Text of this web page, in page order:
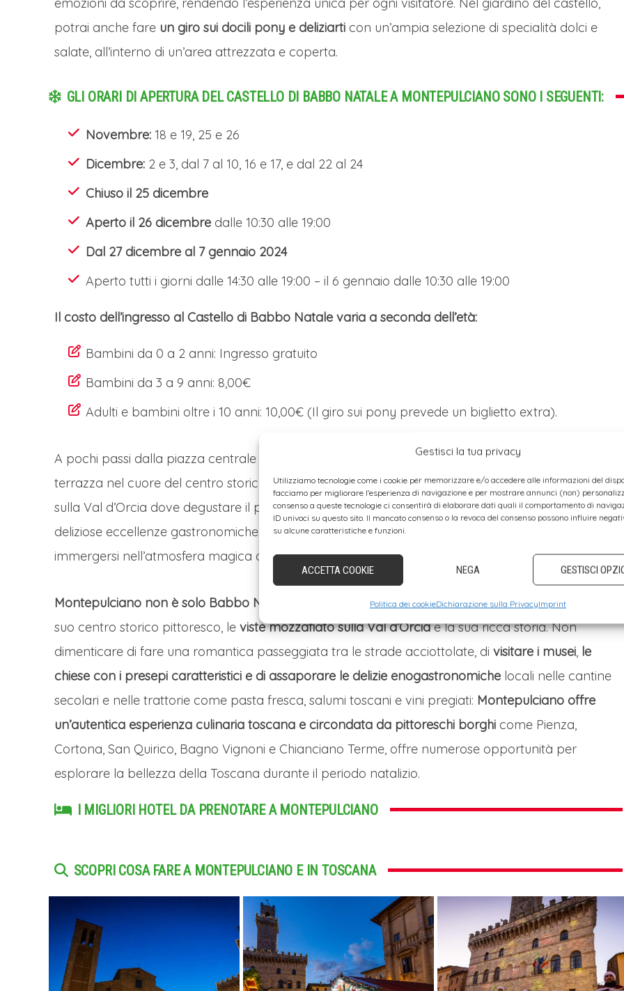
Gestisci la tua privacy
Utilizziamo tecnologie come i cookie per memorizzare e/o accedere alle informazioni del
facciamo per migliorare l'esperienza di navigazione e per mostrare annunci (non)
consenso a queste tecnologie ci consentirà di elaborare dati quali il comportamento di
ID univoci su questo sito. Il mancato consenso o la revoca del consenso possono influire
su alcune caratteristiche e funzioni.
ACCETTA COOKIE NEGA GESTISCI
Politica dei cookieDichiarazione sulla PrivacyImprint
potrai anche fare un giro sui docili pony e deliziarti con un’ampia selezione di specialità dolci e
salate, all’interno di un’area attrezzata e coperta.
GLI ORARI DI APERTURA DEL CASTELLO DI BABBO NATALE A MONTEPULCIANO SONO I SEGUENTI:
Novembre: 18 e 19, 25 e 26
Dicembre: 2 e 3, dal 7 al 10, 16 e 17, e dal 22 al 24
Chiuso il 25 dicembre
Aperto il 26 dicembre dalle 10:30 alle 19:00
Dal 27 dicembre al 7 gennaio 2024
Aperto tutti i giorni dalle 14:30 alle 19:00 – il 6 gennaio dalle 10:30 alle 19:00
Il costo dell’ingresso al Castello di Babbo Natale varia a seconda dell’età:
Bambini da 0 a 2 anni: Ingresso gratuito
Bambini da 3 a 9 anni: 8,00€
Adulti e bambini oltre i 10 anni: 10,00€ (Il giro sui pony prevede un biglietto extra).
A pochi passi dalla piazza centrale del mercatino, troverai la suggestiva “Christmas Terrace”, una
terrazza nel cuore del centro storico. Questo spazio unico e suggestivo offre una vista mozzafiato
sulla Val d’Orcia dove degustare il pregiato Vino Nobile di Montepulciano DOCG insieme a
deliziose eccellenze gastronomiche. È un luogo sospeso nel tempo, ideale per stimolare i sensi e
immergersi nell’atmosfera magica di Montepulciano.
Montepulciano non è solo Babbo Natale e il mercatino, ma anche una città affascinante con il
suo centro storico pittoresco, le viste mozzafiato sulla Val d’Orciae la sua ricca storia. Non
dimenticare di fare una romantica passeggiata tra le strade acciottolate, di visitare i musei le
chiese con i presepi caratteristici e di assaporare le delizie enogastronomiche locali nelle cantine
secolari e nelle trattorie come pasta fresca, salumi toscani e vini pregiati: Montepulciano offre
un’autentica esperienza culinaria toscana e circondata da pittoreschi borghi come Pienza,
Cortona, San Quirico, Bagno Vignoni e Chianciano Terme, offre numerose opportunità per
esplorare la bellezza della Toscana durante il periodo natalizio.
I MIGLIORI HOTEL DA PRENOTARE A MONTEPULCIANO
SCOPRI COSA FARE A MONTEPULCIANO E IN TOSCANA